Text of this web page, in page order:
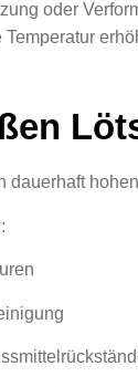
oder
Temperatur
dauerhaft